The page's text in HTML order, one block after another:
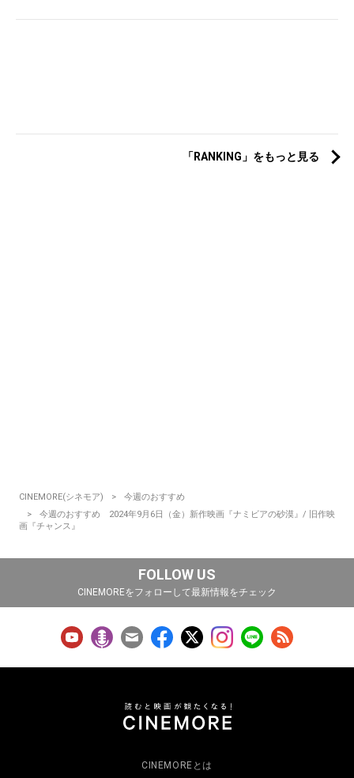
「RANKING」をもっと見る
CINEMORE(シネモア)
今週のおすすめ
今週のおすすめ 2024年9月6日（金）新作映画『ナミビアの砂漠』/ 旧作映
画『チャンス』
FOLLOW US
CINEMOREをフォローして最新情報をチェック
CINEMOREとは